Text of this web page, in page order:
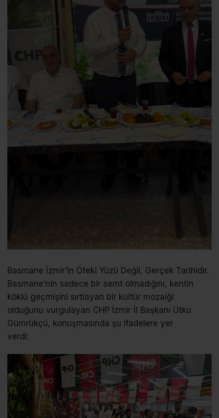
Basmane İzmir’in Öteki Yüzü Değil, Gerçek Tarihidir.
Basmane’nin sadece bir semt olmadığını, kentin
köklü geçmişini sırtlayan bir kültür mozaiği
olduğunu vurgulayan CHP İzmir İl Başkanı Utku
Gümrükçü, konuşmasında şu ifadelere yer
verdi: